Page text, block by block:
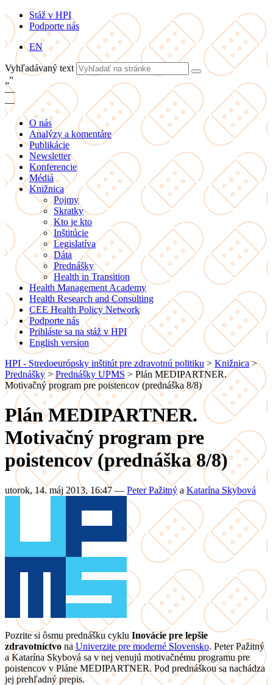
Stáž v HPI
Podporte nás
EN
Vyhľadávaný text
„”
—
—
O nás
Analýzy a komentáre
Publikácie
Newsletter
Konferencie
Médiá
Knižnica
Pojmy
Skratky
Kto je kto
Inštitúcie
Legislatíva
Dáta
Prednášky
Health in Transition
Health Management Academy
Health Research and Consulting
CEE Health Policy Network
Podporte nás
Prihláste sa na stáž v HPI
English version
HPI - Stredoeurópsky inštitút pre zdravotnú politiku > Knižnica>
Prednášky>Prednášky UPMS > Plán MEDIPARTNER.
Motivačný program pre poistencov (prednáška 8/8)
Plán MEDIPARTNER.
Motivačný program pre
poistencov (prednáška 8/8)
utorok, 14. máj 2013, 16:47 — Peter Pažitný a Katarína Skybová
Pozrite si ôsmu prednášku cyklu Inovácie pre lepšie
zdravotníctvo naUniverzite pre moderné Slovensko. Peter Pažitný
a Katarína Skybová sa v nej venujú motivačnému programu pre
poistencov v Pláne MEDIPARTNER. Pod prednáškou sa nachádza
jej prehľadný prepis.